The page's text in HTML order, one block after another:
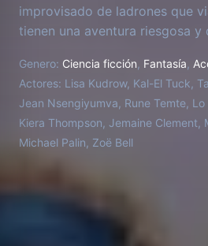
improvisado de ladrones que
tienen una aventura riesgosa y
Genero: Ciencia ficción Fantasía
Actores: Lisa Kudrow, Kal-El Tuck,
Jean Nsengiyumva, Rune Temte,
Kiera Thompson, Jemaine Clement,
Michael Palin, Zoë Bell